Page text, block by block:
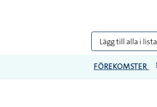
Lägg till alla i lista
FÖREKOMSTER